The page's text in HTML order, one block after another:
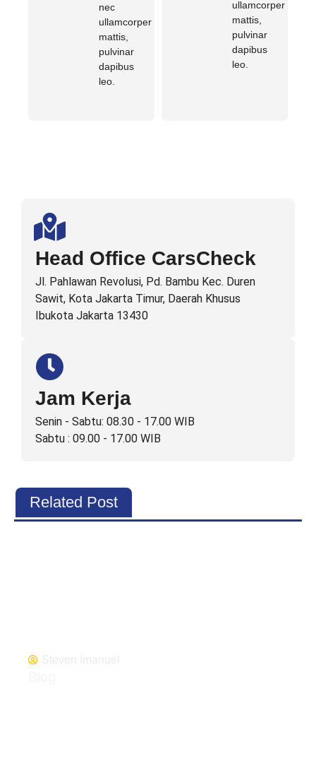
nec
ullamcorper
mattis,
pulvinar
dapibus
leo.
ullamcorper
mattis,
pulvinar
dapibus
leo.
Head Office CarsCheck
Jl. Pahlawan Revolusi, Pd. Bambu Kec. Duren
Sawit, Kota Jakarta Timur, Daerah Khusus
Ibukota Jakarta 13430
Jam Kerja
Senin - Sabtu: 08.30 - 17.00 WIB
Sabtu : 09.00 - 17.00 WIB
Related Post